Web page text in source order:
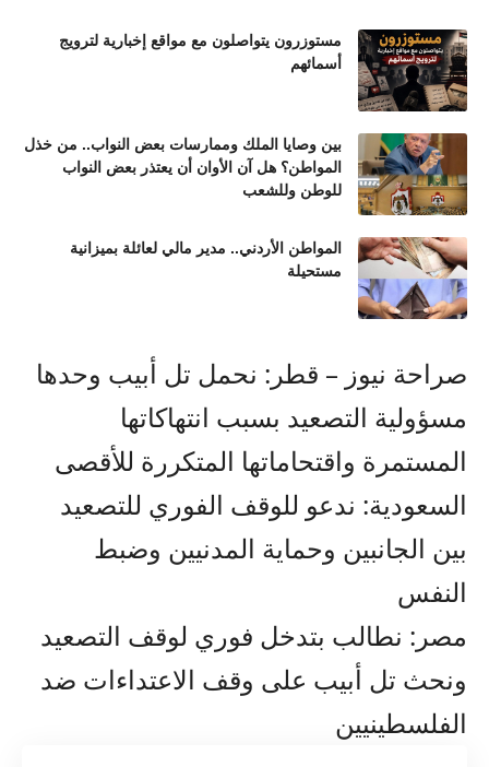
مستوزرون يتواصلون مع مواقع إخبارية لترويج
أسمائهم
بين وصايا الملك وممارسات بعض النواب.. من خذل
المواطن؟ هل آن الأوان أن يعتذر بعض النواب
للوطن وللشعب
المواطن الأردني.. مدير مالي لعائلة بميزانية
مستحيلة
صراحة نيوز – قطر: نحمل تل أبيب وحدها
مسؤولية التصعيد بسبب انتهاكاتها
المستمرة واقتحاماتها المتكررة للأقصى
السعودية: ندعو للوقف الفوري للتصعيد
بين الجانبين وحماية المدنيين وضبط
النفس
مصر: نطالب بتدخل فوري لوقف التصعيد
ونحث تل أبيب على وقف الاعتداءات ضد
الفلسطينيين